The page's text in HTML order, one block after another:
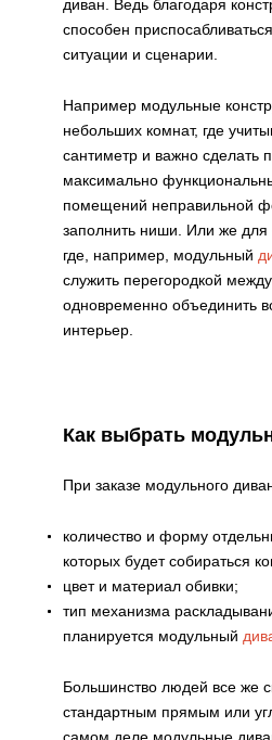
диван. Ведь благодаря
способен
ситуации и сценарии.
Например модульные
небольших комнат, где
сантиметр и важно сделать
максимально
помещений неправильной
заполнить ниши. Или же
где, например, модульный
служить перегородкой
одновременно объединить
интерьер.
Как выбрать
При заказе модульного
количество и форму
которых будет собираться
цвет и материал обивки;
тип механизма
планируется модульный
Большинство людей все же
стандартным прямым или